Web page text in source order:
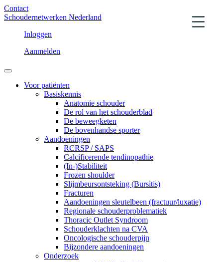
Contact
Schoudernetwerken Nederland
Inloggen
Aanmelden
Voor patiënten
Basiskennis
Anatomie schouder
De rol van het schouderblad
De beweegketen
De bovenhandse sporter
Aandoeningen
RCRSP / SAPS
Calcificerende tendinopathie
(In-)Stabiliteit
Frozen shoulder
Slijmbeursontsteking (Bursitis)
Fracturen
Aandoeningen sleutelbeen (fractuur/luxatie)
Regionale schouderproblematiek
Thoracic Outlet Syndroom
Schouderklachten na CVA
Oncologische schouderpijn
Bijzondere aandoeningen
Onderzoek